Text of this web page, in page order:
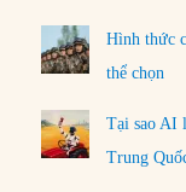
Hình thức
thể chọn
Tại sao AI
Trung